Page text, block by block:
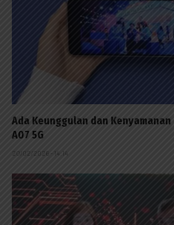
Ada Keunggulan dan Kenyamanan
A07 5G
20/02/2026 - 14:14